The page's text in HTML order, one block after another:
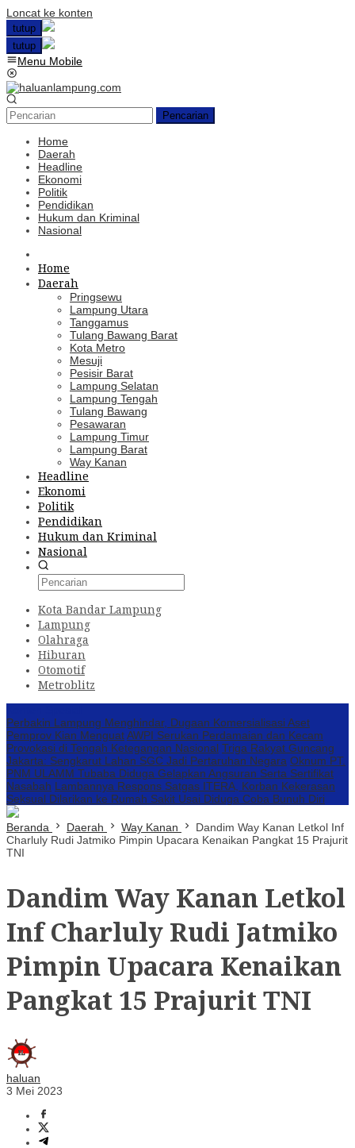
Loncat ke konten
tutup
tutup
Menu Mobile
Pencarian
Home
Daerah
Headline
Ekonomi
Politik
Pendidikan
Hukum dan Kriminal
Nasional
Home
Daerah
Pringsewu
Lampung Utara
Tanggamus
Tulang Bawang Barat
Kota Metro
Mesuji
Pesisir Barat
Lampung Selatan
Lampung Tengah
Tulang Bawang
Pesawaran
Lampung Timur
Lampung Barat
Way Kanan
Headline
Ekonomi
Politik
Pendidikan
Hukum dan Kriminal
Nasional
Kota Bandar Lampung
Lampung
Olahraga
Hiburan
Otomotif
Metroblitz
Perbakin Lampung Menghindar, Dugaan Komersialisasi Aset
Pemprov Kian MenguatAWPI Serukan Perdamaian dan Kecam
Provokasi di Tengah Ketegangan Nasional Triga Rakyat Guncang
Jakarta: Sengkarut Lahan SGC Jadi Pertaruhan Negara Oknum PT.
PNM ULAMM Tubaba Diduga Gelapkan Angsuran Serta Sertifikat
Nasabah Lambannya Respons Satgas ITERA, Korban Kekerasan
Seksual Dilarikan ke Rumah Sakit Usai Diduga Coba Bunuh Diri
Beranda Daerah Way Kanan
Dandim Way Kanan Letkol Inf
Charluly Rudi Jatmiko Pimpin Upacara Kenaikan Pangkat 15 Prajurit
TNI
Dandim Way Kanan Letkol
Inf Charluly Rudi Jatmiko
Pimpin Upacara Kenaikan
Pangkat 15 Prajurit TNI
haluan
3 Mei 2023